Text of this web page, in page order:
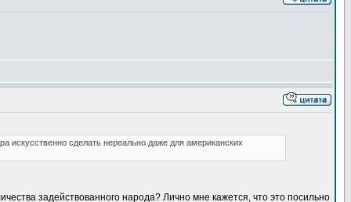
сделать нереально даже для американских
задействованного народа? Лично мне кажется, что это посильно